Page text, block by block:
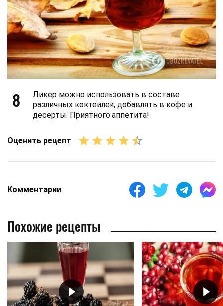
8
Ликер можно использовать в составе
различных коктейлей, добавлять в кофе и
десерты. Приятного аппетита!
Оценить рецепт
Комментарии
Похожие рецепты